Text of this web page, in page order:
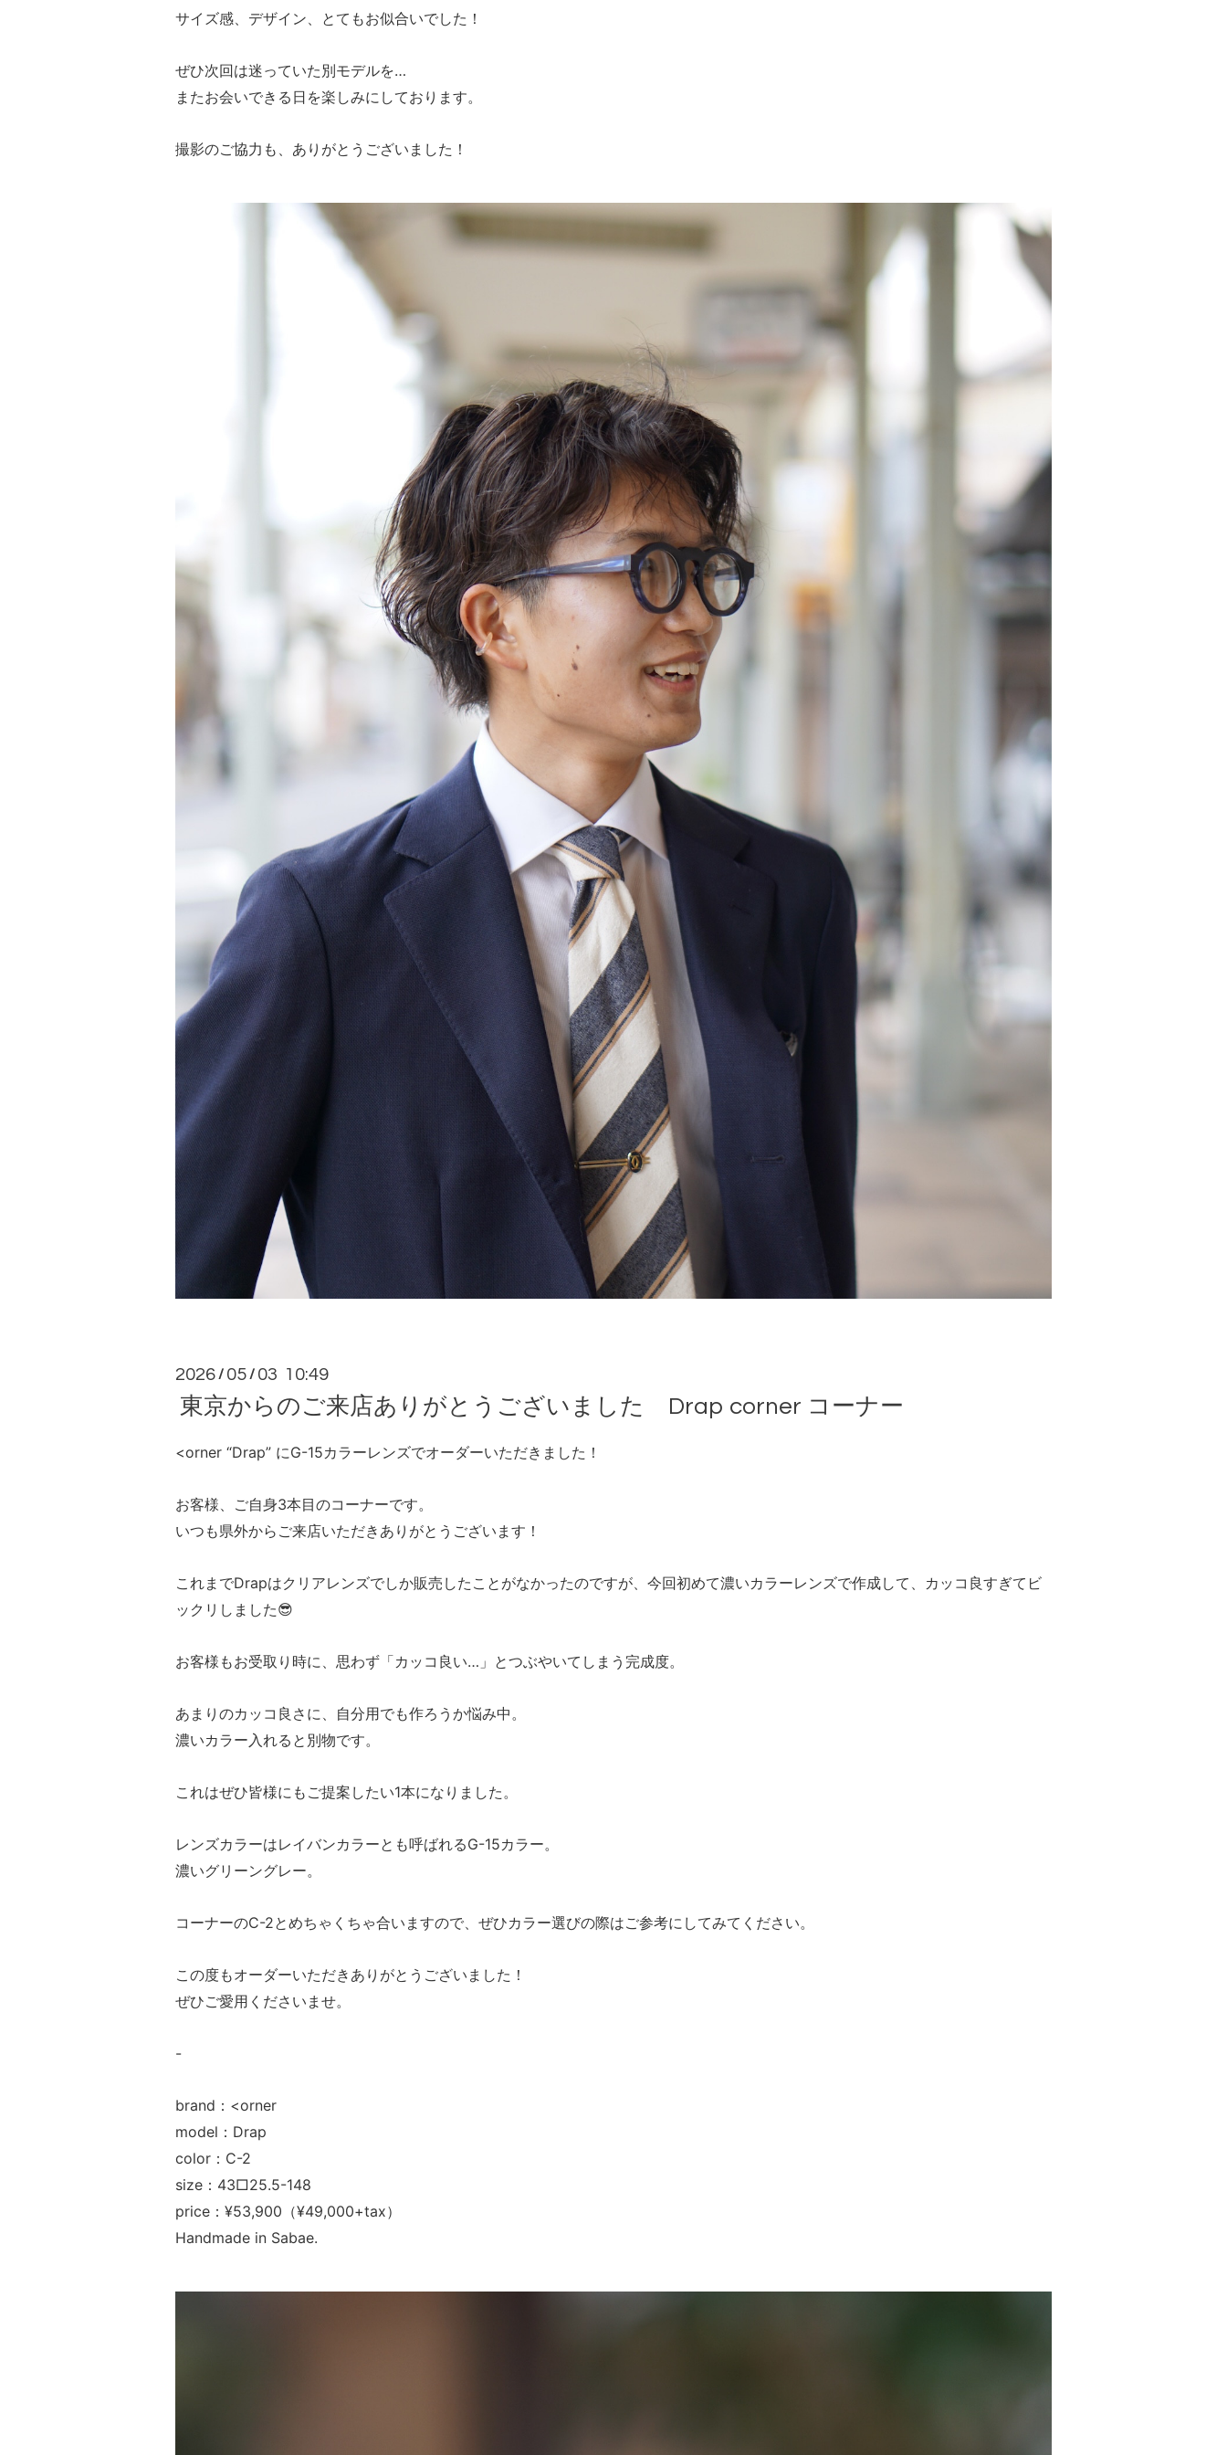
サイズ感、デザイン、とてもお似合いでした！
ぜひ次回は迷っていた別モデルを…
またお会いできる日を楽しみにしております。
撮影のご協力も、ありがとうございました！
2026 / 05 / 03 10:49
東京からのご来店ありがとうございました Drap corner コーナー
<orner “Drap” にG-15カラーレンズでオーダーいただきました！
お客様、ご自身3本目のコーナーです。
いつも県外からご来店いただきありがとうございます！
これまでDrapはクリアレンズでしか販売したことがなかったのですが、今回初めて濃いカラーレンズで作成して、カッコ良すぎてビ
ックリしました😎
お客様もお受取り時に、思わず「カッコ良い…」とつぶやいてしまう完成度。
あまりのカッコ良さに、自分用でも作ろうか悩み中。
濃いカラー入れると別物です。
これはぜひ皆様にもご提案したい1本になりました。
レンズカラーはレイバンカラーとも呼ばれるG-15カラー。
濃いグリーングレー。
コーナーのC-2とめちゃくちゃ合いますので、ぜひカラー選びの際はご参考にしてみてください。
この度もオーダーいただきありがとうございました！
ぜひご愛用くださいませ。
-
brand：<orner
model：Drap
color：C-2
size：43□25.5-148
price：¥53,900（¥49,000+tax）
Handmade in Sabae.